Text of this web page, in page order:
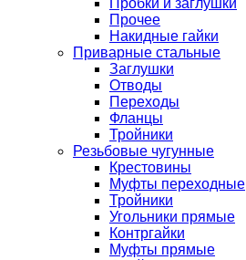
Пробки и заглушки
Прочее
Накидные гайки
Приварные стальные
Заглушки
Отводы
Переходы
Фланцы
Тройники
Резьбовые чугунные
Крестовины
Муфты переходные
Тройники
Угольники прямые
Контргайки
Муфты прямые